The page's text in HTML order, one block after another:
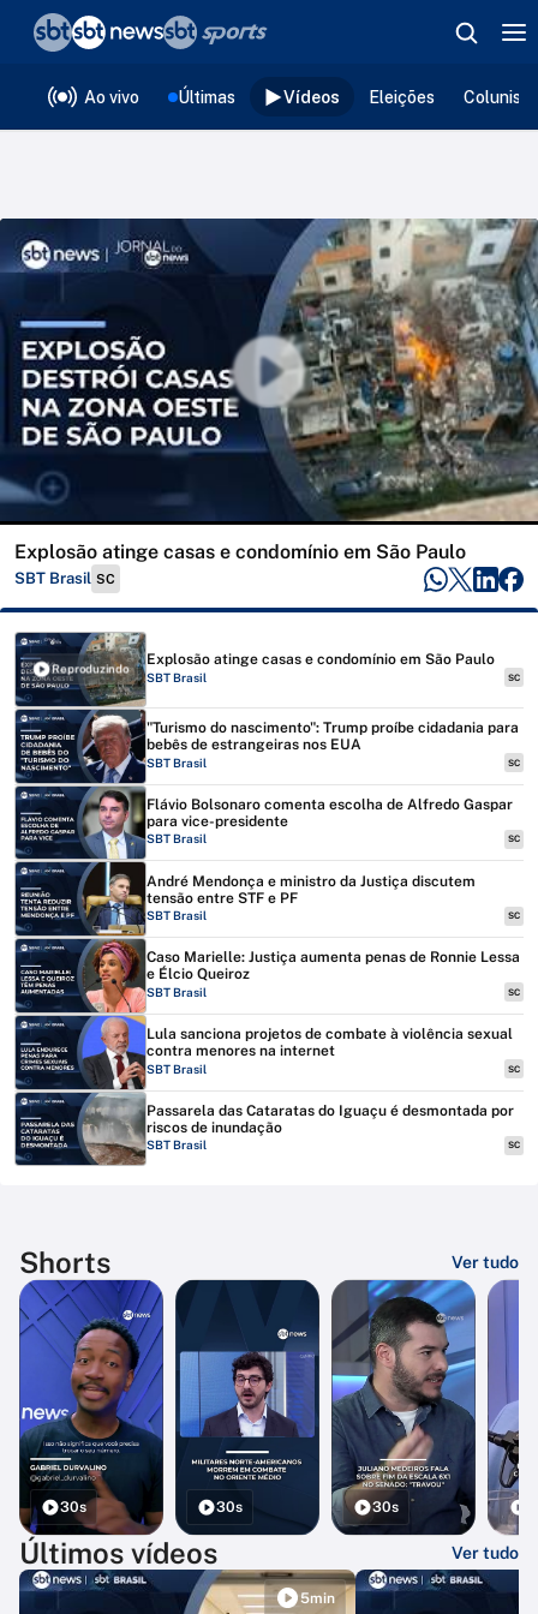
Ao vivo Últimas Vídeos Eleições
Explosão atinge casas e condomínio em São Paulo
SBT Brasil SC
Reproduzindo
Explosão atinge casas e condomínio em São Paulo
SBT Brasil SC
"Turismo do nascimento": Trump proíbe cidadania para
bebês de estrangeiras nos EUA
SBT Brasil SC
Flávio Bolsonaro comenta escolha de Alfredo Gaspar
para vice-presidente
SBT Brasil SC
André Mendonça e ministro da Justiça discutem
tensão entre STF e PF
SBT Brasil SC
Caso Marielle: Justiça aumenta penas de Ronnie Lessa
e Élcio Queiroz
SBT Brasil SC
Lula sanciona projetos de combate à violência sexual
contra menores na internet
SBT Brasil SC
Passarela das Cataratas do Iguaçu é desmontada por
riscos de inundação
SBT Brasil SC
Shorts Ver tudo
30s 30s 30s
Últimos vídeos Ver tudo
5min
❮voltar
Editorias